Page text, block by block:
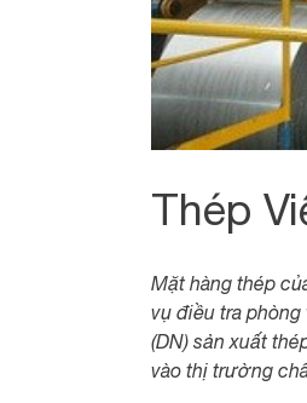
Thép
Mặt hàng thép
vụ điều tra
(DN) sản xuất
vào thị trường